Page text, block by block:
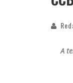
A